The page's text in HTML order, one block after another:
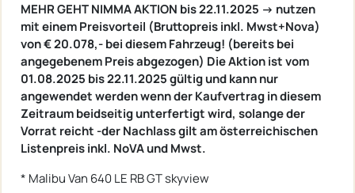
MEHR GEHT NIMMA AKTION bis 22.11.2025 -> nutzen
mit einem Preisvorteil (Bruttopreis inkl. Mwst+Nova)
von € 20.078,- bei diesem Fahrzeug! (bereits bei
angegebenem Preis abgezogen) Die Aktion ist vom
01.08.2025 bis 22.11.2025 gültig und kann nur
angewendet werden wenn der Kaufvertrag in diesem
Zeitraum beidseitig unterfertigt wird, solange der
Vorrat reicht -der Nachlass gilt am österreichischen
Listenpreis inkl. NoVA und Mwst.
* Malibu Van 640 LE RB GT skyview